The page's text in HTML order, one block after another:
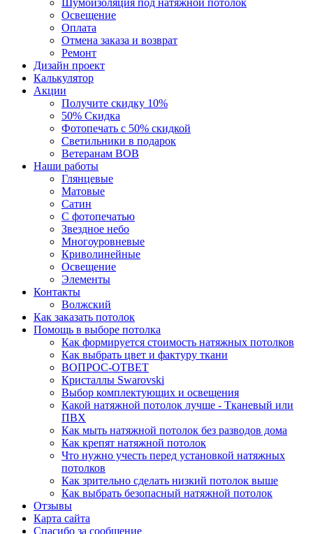
Шумоизоляция под натяжной потолок
Освещение
Оплата
Отмена заказа и возврат
Ремонт
Дизайн проект
Калькулятор
Акции
Получите скидку 10%
50% Скидка
Фотопечать с 50% скидкой
Светильники в подарок
Ветеранам ВОВ
Наши работы
Глянцевые
Матовые
Сатин
С фотопечатью
Звездное небо
Многоуровневые
Криволинейные
Освещение
Элементы
Контакты
Волжский
Как заказать потолок
Помощь в выборе потолка
Как формируется стоимость натяжных потолков
Как выбрать цвет и фактуру ткани
ВОПРОС-ОТВЕТ
Кристаллы Swarovski
Выбор комплектующих и освещения
Какой натяжной потолок лучше - Тканевый или
ПВХ
Как мыть натяжной потолок без разводов дома
Как крепят натяжной потолок
Что нужно учесть перед установкой натяжных
потолков
Как зрительно сделать низкий потолок выше
Как выбрать безопасный натяжной потолок
Отзывы
Карта сайта
Спасибо за сообщение